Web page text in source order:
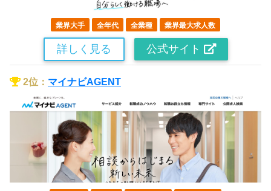
業界大手 全年代 全業種 業界最大求人数
詳しく見る 公式サイト
2位： マイナビAGENT